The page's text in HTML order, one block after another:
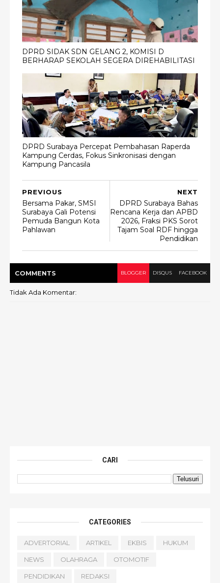
DPRD SIDAK SDN GELANG 2, KOMISI D
BERHARAP SEKOLAH SEGERA DIREHABILITASI
DPRD Surabaya Percepat Pembahasan Raperda
Kampung Cerdas, Fokus Sinkronisasi dengan
Kampung Pancasila
NEXT
DPRD Surabaya Bahas
Rencana Kerja dan APBD
2026, Fraksi PKS Sorot
Tajam Soal RDF hingga
Pendidikan
PREVIOUS
Bersama Pakar, SMSI
Surabaya Gali Potensi
Pemuda Bangun Kota
Pahlawan
COMMENTS BLOGGER DISQUS FACEBOOK
Tidak Ada Komentar:
CARI
CATEGORIES
ADVERTORIAL ARTIKEL EKBIS HUKUM
NEWS OLAHRAGA OTOMOTIF
PENDIDIKAN REDAKSI